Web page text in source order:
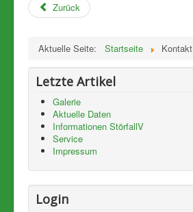
Zurück
Aktuelle Seite: Startseite Kontakt
Letzte Artikel
Galerie
Aktuelle Daten
Informationen StörfallV
Service
Impressum
Login